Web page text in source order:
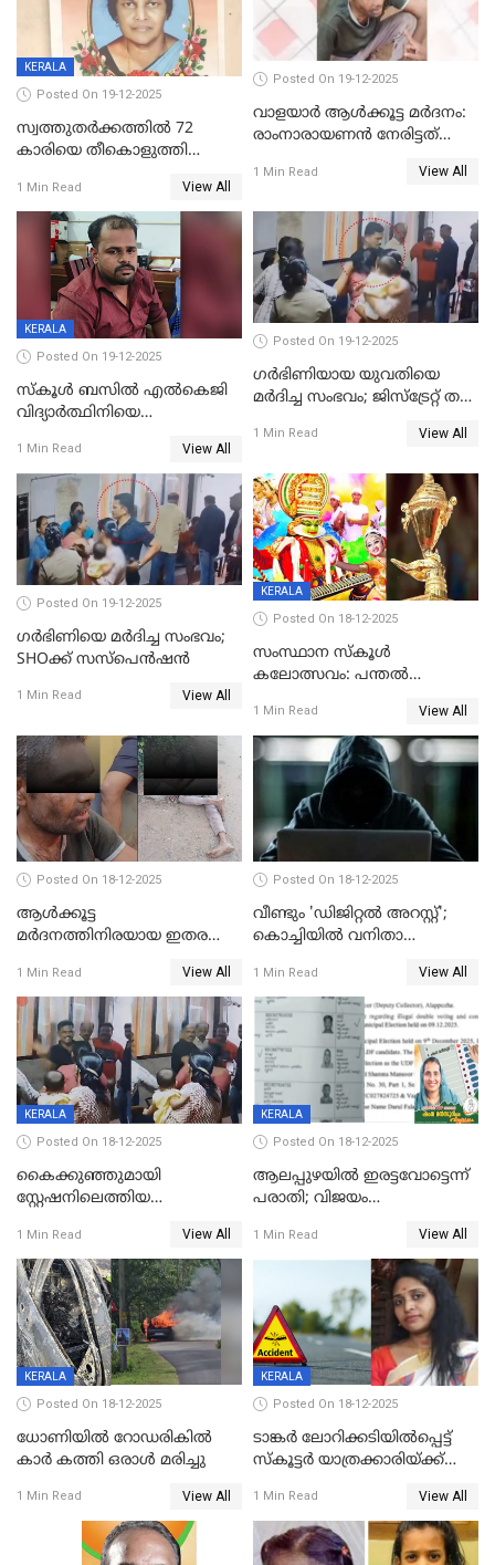
KERALA
Posted On 19-12-2025
സ്വത്തുതര്‍ക്കത്തില്‍ 72
കാരിയെ തീകൊളുത്തി
ക്രൂരകൊലപാതകത്തില്‍
സഹോദരിപുത്രന് ജീവപര്യന്തം
1 Min Read View All
Posted On 19-12-2025
വാളയാർ ആൾക്കൂട്ട മർദനം:
രാംനാരായണൻ നേരിട്ടത്
നാൽപ്പതിലേറെ
റിപ്പോർട്ട്
1 Min Read View All
KERALA
Posted On 19-12-2025
സ്കൂൾ ബസിൽ എൽകെജി
വിദ്യാര്‍ത്ഥിനിയെ
ക്ലീനര്‍ പിടിയിൽ
1 Min Read View All
Posted On 19-12-2025
ഗര്‍ഭിണിയായ യുവതിയെ
മര്‍ദിച്ച സംഭവം; ജിസ്‌ട്രേറ്റ് തല
യുവതി
1 Min Read View All
Posted On 19-12-2025
ഗര്‍ഭിണിയെ മർദിച്ച സംഭവം;
SHOക്ക് സസ്പെൻഷൻ
1 Min Read View All
KERALA
Posted On 18-12-2025
സംസ്ഥാന സ്കൂൾ
കലോത്സവം: പന്തൽ
1 Min Read View All
Posted On 18-12-2025
ആൾക്കൂട്ട
മർദനത്തിനിരയായ ഇതര
നടുക്കുന്ന സംഭവം
വാളയാറിൽ
1 Min Read View All
Posted On 18-12-2025
വീണ്ടും 'ഡിജിറ്റല്‍ അറസ്റ്റ്';
കൊച്ചിയില്‍ വനിതാ
കോടി രൂപ
1 Min Read View All
KERALA
Posted On 18-12-2025
കൈക്കുഞ്ഞുമായി
സ്റ്റേഷനിലെത്തിയ
കരണത്തടിച്ചു; CC ടിവി
ദൃശ്യങ്ങൾ പുറത്ത്
1 Min Read View All
KERALA
Posted On 18-12-2025
ആലപ്പുഴയിൽ ഇരട്ടവോട്ടെന്ന്
പരാതി; വിജയം
വാർഡിലെ എൽഡിഎഫ്
സ്ഥാനാർത്ഥി
1 Min Read View All
KERALA
Posted On 18-12-2025
ധോണിയിൽ റോഡരികിൽ
കാർ കത്തി ഒരാൾ മരിച്ചു
1 Min Read View All
KERALA
Posted On 18-12-2025
ടാങ്കർ ലോറിക്കടിയിൽപ്പെട്ട്
സ്കൂട്ടർ യാത്രക്കാരിയ്ക്ക്
കണ്ടോത്ത് ദേശീയ പാതയിൽ
1 Min Read View All